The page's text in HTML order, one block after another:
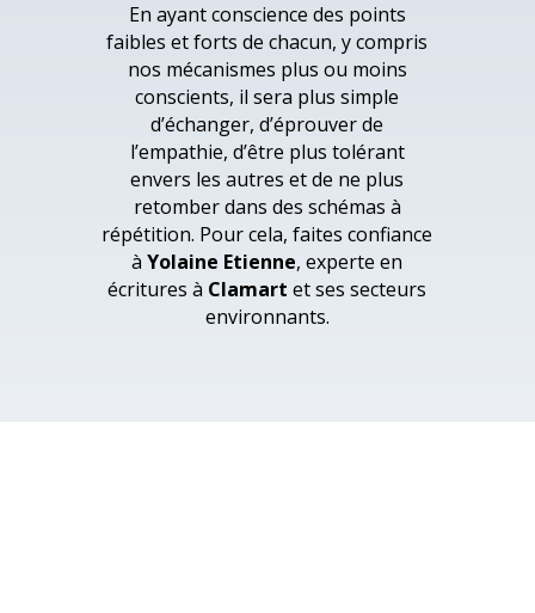
En ayant conscience des points
faibles et forts de chacun, y compris
nos mécanismes plus ou moins
conscients, il sera plus simple
d’échanger, d’éprouver de
l’empathie, d’être plus tolérant
envers les autres et de ne plus
retomber dans des schémas à
répétition. Pour cela, faites confiance
àYolaine Etienne, experte en
écritures à Clamart et ses secteurs
environnants.